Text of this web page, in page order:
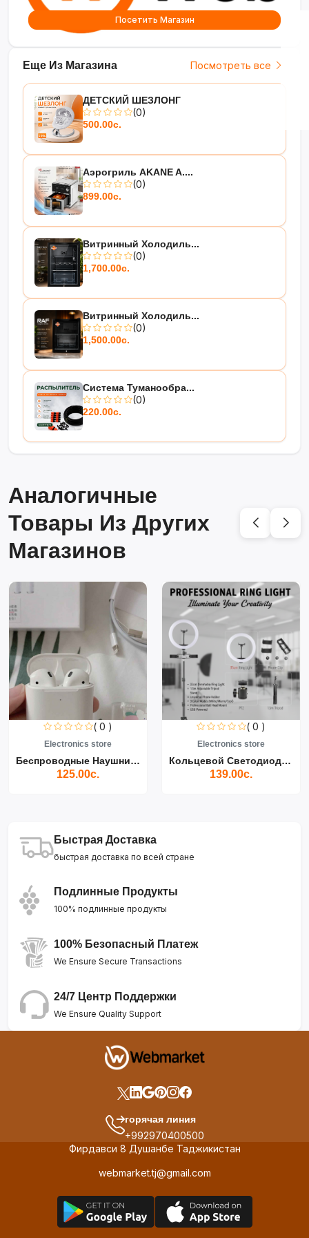
Еще Из Магазина Посмотреть все
ДЕТСКИЙ ШЕЗЛОНГ
(0)
500.00с.
Аэрогриль AKANE A....
(0)
899.00с.
Витринный Холодиль...
(0)
1,700.00с.
Витринный Холодиль...
(0)
1,500.00с.
Система Туманообра...
(0)
220.00с.
Посетить Магазин
Аналогичные
Товары Из Других
Магазинов
( 0 )
Electronics store
Беспроводные Наушники Air...
125.00с.
( 0 )
Electronics store
Кольцевой Светодиодный Св...
139.00с.
Быстрая Доставка
быстрая доставка по всей стране
Подлинные Продукты
100% подлинные продукты
100% Безопасный Платеж
We Ensure Secure Transactions
24/7 Центр Поддержки
We Ensure Quality Support
горячая линия
+992970400500
Фирдавси 8 Душанбе Таджикистан
webmarket.tj@gmail.com